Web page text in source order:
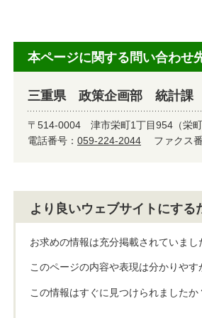
本ページに関する問い合わせ
三重県 政策企画部 統計課
〒514-0004 津市栄町1丁目954（栄
電話番号： 059-224-2044 ファクス
より良いウェブサイトにす
お求めの情報は充分掲載されていまし
このページの内容や表現は分かりやす
この情報はすぐに見つけられましたか